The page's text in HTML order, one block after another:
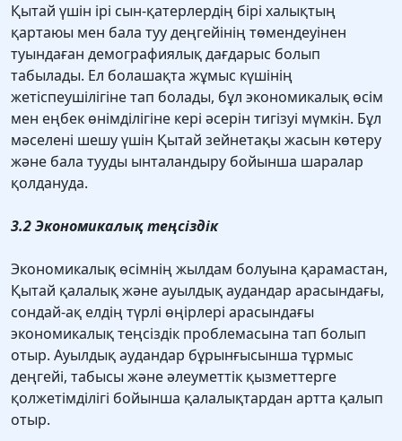
Қытай үшін ірі сын-қатерлердің бірі халықтың
қартаюы мен бала туу деңгейінің төмендеуінен
туындаған демографиялық дағдарыс болып
табылады. Ел болашақта жұмыс күшінің
жетіспеушілігіне тап болады, бұл экономикалық өсім
мен еңбек өнімділігіне кері әсерін тигізуі мүмкін. Бұл
мәселені шешу үшін Қытай зейнетақы жасын көтеру
және бала тууды ынталандыру бойынша шаралар
қолдануда.
3.2 Экономикалық теңсіздік
Экономикалық өсімнің жылдам болуына қарамастан,
Қытай қалалық және ауылдық аудандар арасындағы,
сондай-ақ елдің түрлі өңірлері арасындағы
экономикалық теңсіздік проблемасына тап болып
отыр. Ауылдық аудандар бұрынғысынша тұрмыс
деңгейі, табысы және әлеуметтік қызметтерге
қолжетімділігі бойынша қалалықтардан артта қалып
отыр.